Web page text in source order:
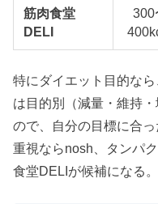
筋肉食堂
DELI
300
特にダイエット目的なら
は目的別（減量・維持
ので、自分の目標に合
重視ならnosh、タンパ
食堂DELIが候補になる。